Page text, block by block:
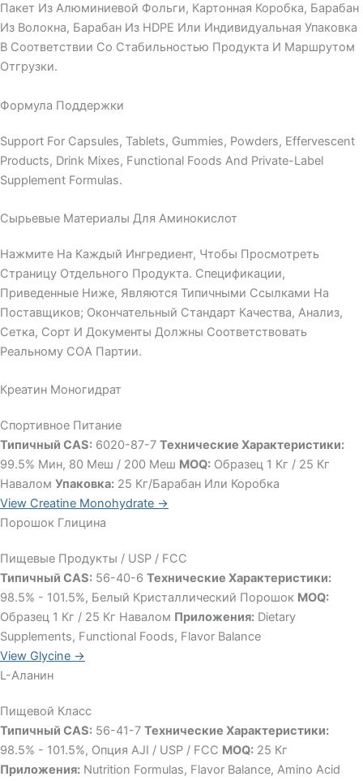
Пакет Из Алюминиевой Фольги, Картонная Коробка, Барабан
Из Волокна, Барабан Из HDPE Или Индивидуальная Упаковка
В Соответствии Со Стабильностью Продукта И Маршрутом
Отгрузки.
Формула Поддержки
Support For Capsules, Tablets, Gummies, Powders, Effervescent
Products, Drink Mixes, Functional Foods And Private-Label
Supplement Formulas.
Сырьевые Материалы Для Аминокислот
Нажмите На Каждый Ингредиент, Чтобы Просмотреть
Страницу Отдельного Продукта. Спецификации,
Приведенные Ниже, Являются Типичными Ссылками На
Поставщиков; Окончательный Стандарт Качества, Анализ,
Сетка, Сорт И Документы Должны Соответствовать
Реальному COA Партии.
Креатин Моногидрат
Спортивное Питание
Типичный CAS: 6020-87-7 Технические Характеристики:
99.5% Мин, 80 Меш / 200 Меш MOQ: Образец 1 Кг / 25 Кг
Навалом Упаковка: 25 Кг/барабан Или Коробка
View Creatine Monohydrate →
Порошок Глицина
Пищевые Продукты / USP / FCC
Типичный CAS: 56-40-6 Технические Характеристики:
98.5% - 101.5%, Белый Кристаллический Порошок MOQ:
Образец 1 Кг / 25 Кг Навалом Приложения: Dietary
Supplements, Functional Foods, Flavor Balance
View Glycine →
L-Аланин
Пищевой Класс
Типичный CAS: 56-41-7 Технические Характеристики:
98.5% - 101.5%, Опция AJI / USP / FCC MOQ: 25 Кг
Приложения: Nutrition Formulas, Flavor Balance, Amino Acid